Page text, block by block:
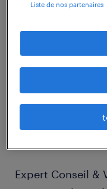
Votre quotidien
Véritable pivot
vous êtes le
activité. Vos
Expert Conseil &
Liste de nos partenaires